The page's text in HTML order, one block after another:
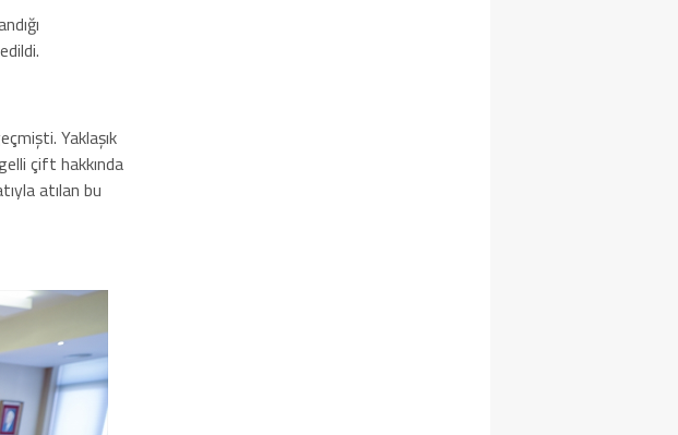
Yaklaşık
çift hakkında
atılan bu